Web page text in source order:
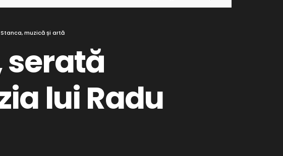
muzică și artă
serată
lui Radu